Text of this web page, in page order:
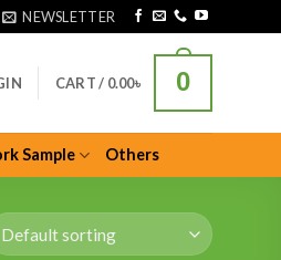
NEWSLETTER
CART / 0.00৳ 0
Sample Others